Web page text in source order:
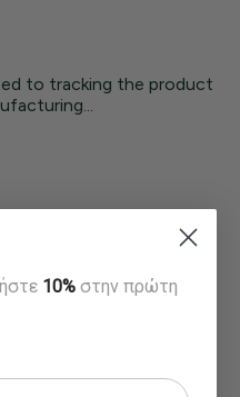
to tracking the product
10% στην πρώτη